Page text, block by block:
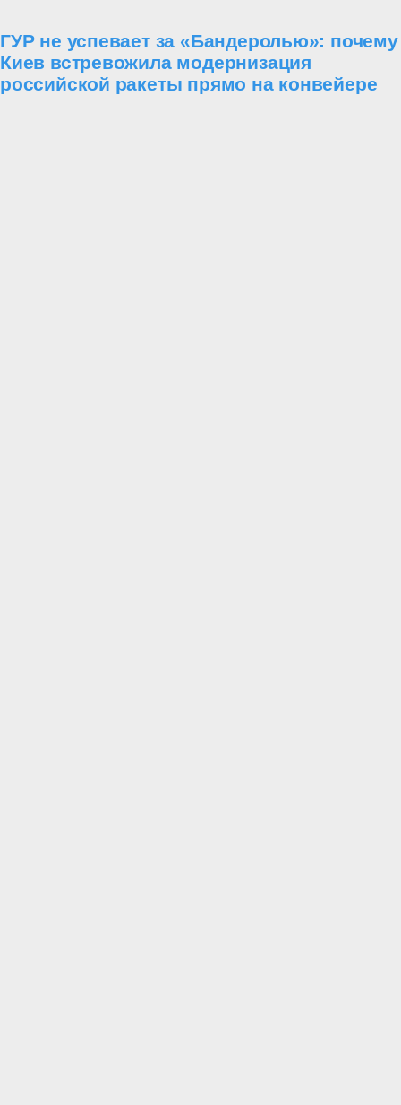
ГУР не успевает за «Бандеролью»: почему
Киев встревожила модернизация
российской ракеты прямо на конвейере